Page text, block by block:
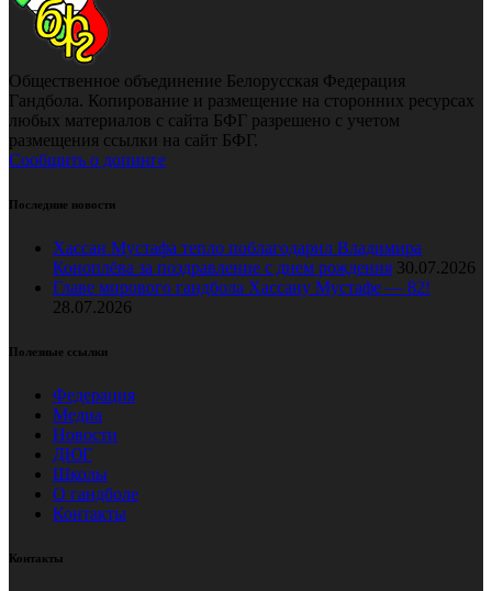
Общественное объединение Белорусская Федерация
Гандбола. Копирование и размещение на сторонних ресурсах
любых материалов с сайта БФГ разрешено с учетом
размещения ссылки на сайт БФГ.
Сообщить о допинге
Последние новости
Хассан Мустафа тепло поблагодарил Владимира
Коноплёва за поздравление с днем рождения 30.07.2026
Главе мирового гандбола Хассану Мустафе — 82!
28.07.2026
Полезные ссылки
Федерация
Медиа
Новости
ДЮГ
Школы
О гандболе
Контакты
Контакты